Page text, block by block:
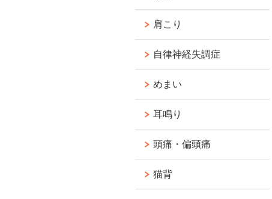
肩こり
自律神経失調症
めまい
耳鳴り
頭痛・偏頭痛
猫背